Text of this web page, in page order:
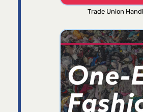
Trade Union